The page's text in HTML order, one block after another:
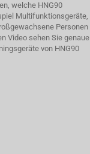
welche HNG90
Multifunktionsgeräte,
Personen
Video sehen Sie genaue
von HNG90